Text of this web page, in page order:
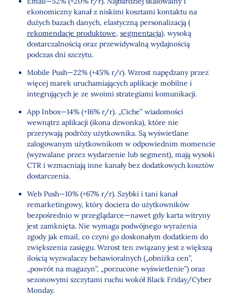
ekonomiczny kanał z niskimi kosztami kontaktu na
dużych bazach danych, elastyczną personalizacją (
rekomendacje produktowe, segmentacja), wysoką
dostarczalnością oraz przewidywalną wydajnością
podczas dni szczytu.
Mobile Push—22% (+45% r/r). Wzrost napędzany przez
więcej marek uruchamiających aplikacje mobilne i
integrujących je ze swoimi strategiami komunikacji.
App Inbox—14% (+16% r/r). „Ciche” wiadomości
wewnątrz aplikacji (ikona dzwonka), które nie
przerywają podróży użytkownika. Są wyświetlane
zalogowanym użytkownikom w odpowiednim momencie
(wyzwalane przez wydarzenie lub segment), mają wysoki
CTR i wzmacniają inne kanały bez dodatkowych kosztów
dostarczenia.
Web Push—10% (+67% r/r). Szybki i tani kanał
remarketingowy, który dociera do użytkowników
bezpośrednio w przeglądarce—nawet gdy karta witryny
jest zamknięta. Nie wymaga podwójnego wyrażenia
zgody jak email, co czyni go doskonałym dodatkiem do
zwiększenia zasięgu. Wzrost ten związany jest z większą
ilością wyzwalaczy behawioralnych („obniżka cen”,
„powrót na magazyn”, „porzucone wyświetlenie”) oraz
sezonowymi szczytami ruchu wokół Black Friday/Cyber
Monday.